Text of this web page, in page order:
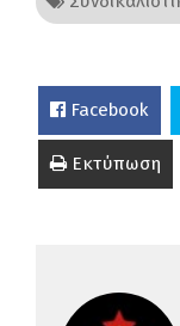
Facebook
Εκτύπωση